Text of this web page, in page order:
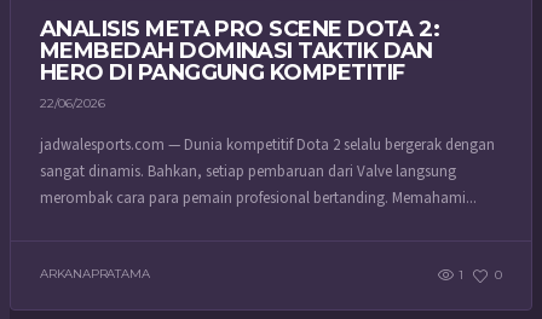
ANALISIS META PRO SCENE DOTA 2:
MEMBEDAH DOMINASI TAKTIK DAN
HERO DI PANGGUNG KOMPETITIF
22/06/2026
jadwalesports.com — Dunia kompetitif Dota 2 selalu bergerak dengan
sangat dinamis. Bahkan, setiap pembaruan dari Valve langsung
merombak cara para pemain profesional bertanding. Memahami...
ARKANAPRATAMA 1 0